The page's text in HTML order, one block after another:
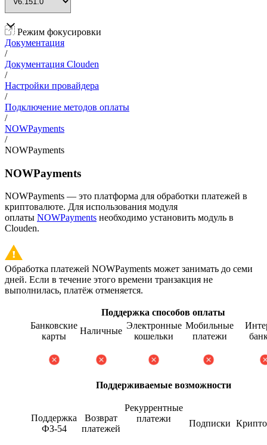
Режим фокусировки
Документация
/
Документация Clouden
/
Настройки провайдера
/
Подключение методов оплаты
/
NOWPayments
/
NOWPayments
NOWPayments
NOWPayments — это платформа для обработки платежей в
криптовалюте. Для использования модуля
оплаты NOWPayments необходимо установить модуль в
Clouden.
Обработка платежей NOWPayments может занимать до семи
дней. Если в течение этого времени транзакция не
выполнилась, платёж отменяется.
Поддержка способов оплаты
Банковские
карты
Наличные
Электронные
кошельки
Мобильные
платежи
Поддерживаемые возможности
Поддержка
ФЗ-54
Возврат
платежей
Рекуррентные
платежи
Подписки